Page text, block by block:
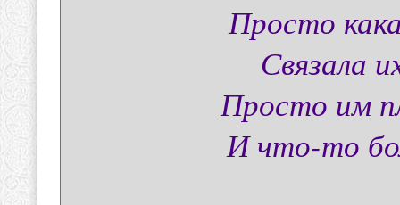
Просто
Связала
Просто им
И что-то